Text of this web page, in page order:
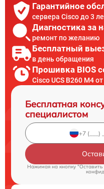
Гарантийное
сервера Cisco до 3
Диагностика за
ремонт по желанию
Бесплатный
в день обращения
Прошивка BIOS
Cisco UCS B260 M4
Бесплатная
специалистом
Нажимая на кнопку